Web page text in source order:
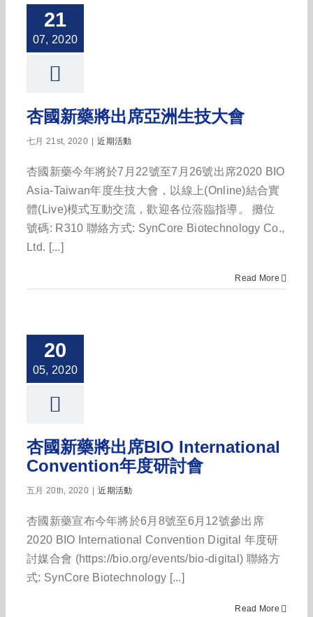
21
07, 2020
杏國新藥將出席亞洲生技大會
七月 21st, 2020 | 近期活動
杏國新藥今年將於7月22號至7月26號出席2020 BIO
Asia-Taiwan年度生技大會，以線上(Online)結合實
體(Live)模式互動交流，歡迎各位蒞臨指導。 攤位
號碼: R310 聯絡方式: SynCore Biotechnology Co.,
Ltd. [...]
Read More
20
05, 2020
杏國新藥將出席BIO International
Convention年度研討會
五月 20th, 2020 | 近期活動
杏國新藥宣布今年將於6月8號至6月12號參出席
2020 BIO International Convention Digital 年度研
討媒合會 (https://bio.org/events/bio-digital) 聯絡方
式: SynCore Biotechnology [...]
Read More